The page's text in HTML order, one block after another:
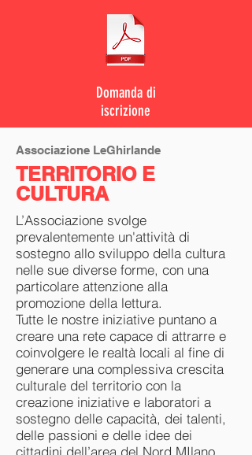
Domanda di
iscrizione
Associazione LeGhirlande
TERRITORIO E
CULTURA
L’Associazione svolge
prevalentemente un'attività di
sostegno allo sviluppo della cultura
nelle sue diverse forme, con una
particolare attenzione alla
promozione della lettura.
Tutte le nostre iniziative puntano a
creare una rete capace di attrarre e
coinvolgere le realtà locali al fine di
generare una complessiva crescita
culturale del territorio con la
creazione iniziative e laboratori a
sostegno delle capacità, dei talenti,
delle passioni e delle idee dei
cittadini dell’area del Nord MIlano.